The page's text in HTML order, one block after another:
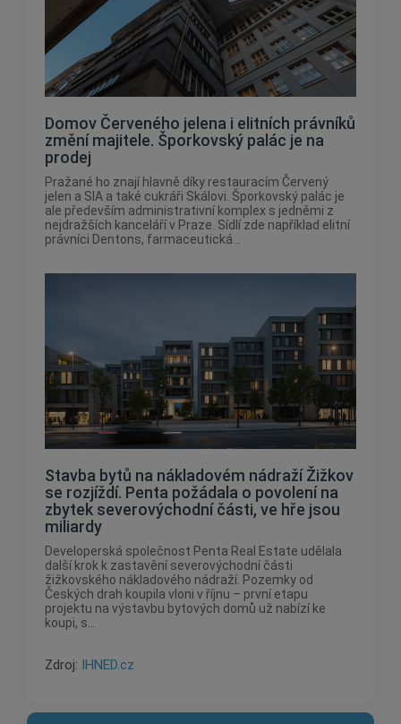
Domov Červeného jelena i elitních právníků
změní majitele. Šporkovský palác je na
prodej
Pražané ho znají hlavně díky restauracím Červený
jelen a SIA a také cukráři Skálovi. Šporkovský palác je
ale především administrativní komplex s jedněmi z
nejdražších kanceláří v Praze. Sídlí zde například elitní
právníci Dentons, farmaceutická...
Stavba bytů na nákladovém nádraží Žižkov
se rozjíždí. Penta požádala o povolení na
zbytek severovýchodní části, ve hře jsou
miliardy
Developerská společnost Penta Real Estate udělala
další krok k zastavění severovýchodní části
žižkovského nákladového nádraží. Pozemky od
Českých drah koupila vloni v říjnu – první etapu
projektu na výstavbu bytových domů už nabízí ke
koupi, s...
Zdroj: IHNED.cz